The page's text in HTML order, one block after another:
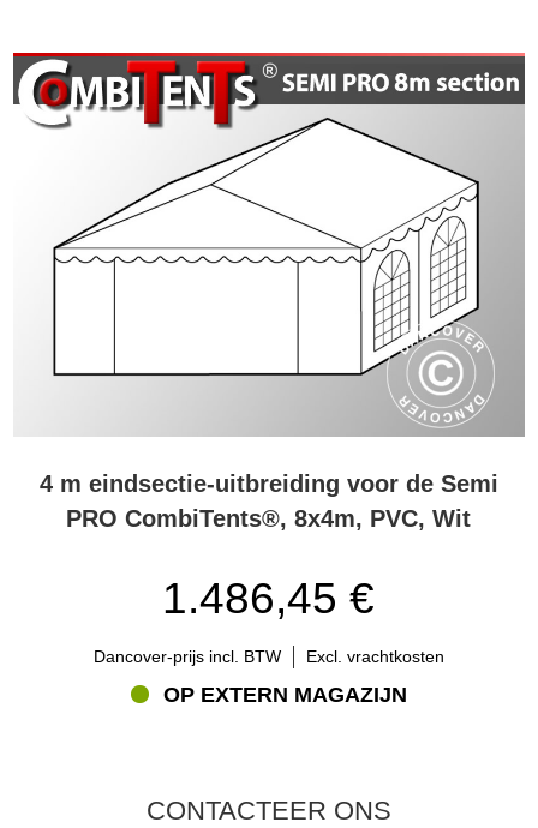
4 m eindsectie-uitbreiding voor de Semi
PRO CombiTents®, 8x4m, PVC, Wit
1.486,45 €
Dancover-prijs incl. BTW Excl. vrachtkosten
OP EXTERN MAGAZIJN
CONTACTEER ONS